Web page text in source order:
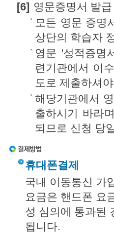
[6] 영문증명서 발
모든 영문 증명
상단의 학습자
영문 '성적증명
련기관에서 이
도로 제출하셔
해당기관에서
출하시기 바라
되므로 신청 당
휴대폰결제
국내 이동통신 가
요금은 핸드폰 요
성 심의에 통과된
됩니다.